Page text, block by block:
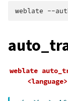
weblate --
weblate
<language>